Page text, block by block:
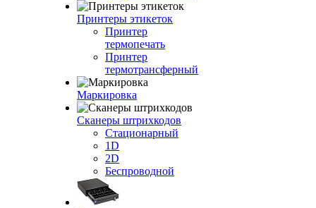
Принтеры этикеток
Принтер
термопечать
Принтер
термотрансферный
Маркировка
Сканеры штрихкодов
Стационарный
1D
2D
Беспроводной